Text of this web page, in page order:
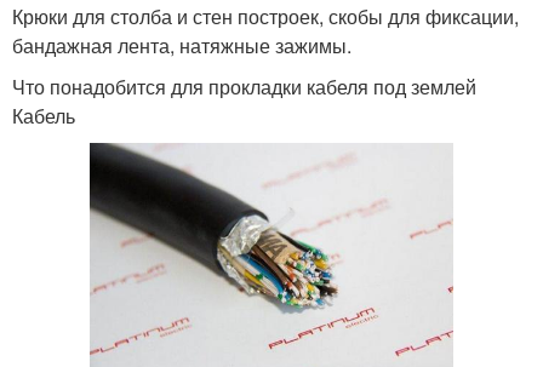
Крюки для столба и стен построек, скобы для фиксации,
бандажная лента, натяжные зажимы.
Что понадобится для прокладки кабеля под землей
Кабель